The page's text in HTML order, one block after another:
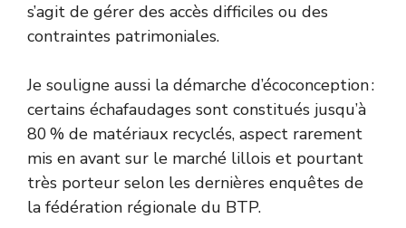
s’agit de gérer des accès difficiles ou des
contraintes patrimoniales.
Je souligne aussi la démarche d’écoconception :
certains échafaudages sont constitués jusqu’à
80 % de matériaux recyclés, aspect rarement
mis en avant sur le marché lillois et pourtant
très porteur selon les dernières enquêtes de
la fédération régionale du BTP.